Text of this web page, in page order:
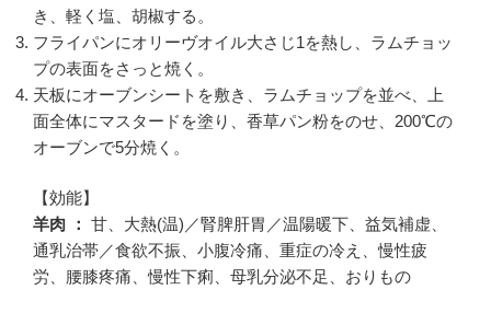
き、軽く塩、胡椒する。
フライパンにオリーヴオイル大さじ1を熱し、ラムチョッ
プの表面をさっと焼く。
天板にオーブンシートを敷き、ラムチョップを並べ、上
面全体にマスタードを塗り、香草パン粉をのせ、200℃の
オーブンで5分焼く。
【効能】
羊肉 ： 甘、大熱(温)／腎脾肝胃／温陽暖下、益気補虚、
通乳治帯／食欲不振、小腹冷痛、重症の冷え、慢性疲
労、腰膝疼痛、慢性下痢、母乳分泌不足、おりもの